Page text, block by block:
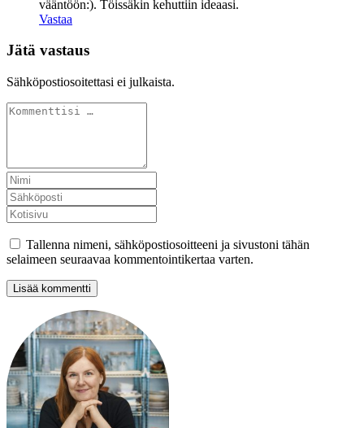
vääntöön:). Töissäkin kehuttiin ideaasi.
Vastaa
Jätä vastaus
Sähköpostiosoitettasi ei julkaista.
Tallenna nimeni, sähköpostiosoitteeni ja sivustoni tähän
selaimeen seuraavaa kommentointikertaa varten.